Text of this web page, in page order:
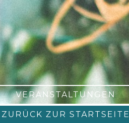
VERANSTALTUNGEN
ZURÜCK ZUR STARTSEITE